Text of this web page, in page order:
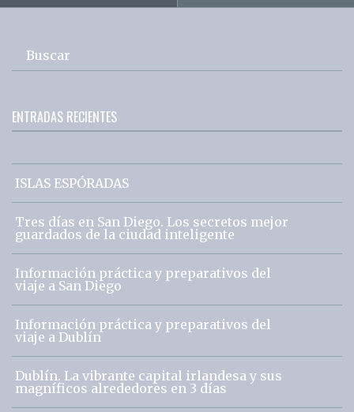
Buscar
ENTRADAS RECIENTES
ISLAS ESPÓRADAS
Tres días en San Diego. Los secretos mejor
guardados de la ciudad inteligente
Información práctica y preparativos del
viaje a San Diego
Información práctica y preparativos del
viaje a Dublín
Dublín. La vibrante capital irlandesa y sus
magníficos alrededores en 3 días